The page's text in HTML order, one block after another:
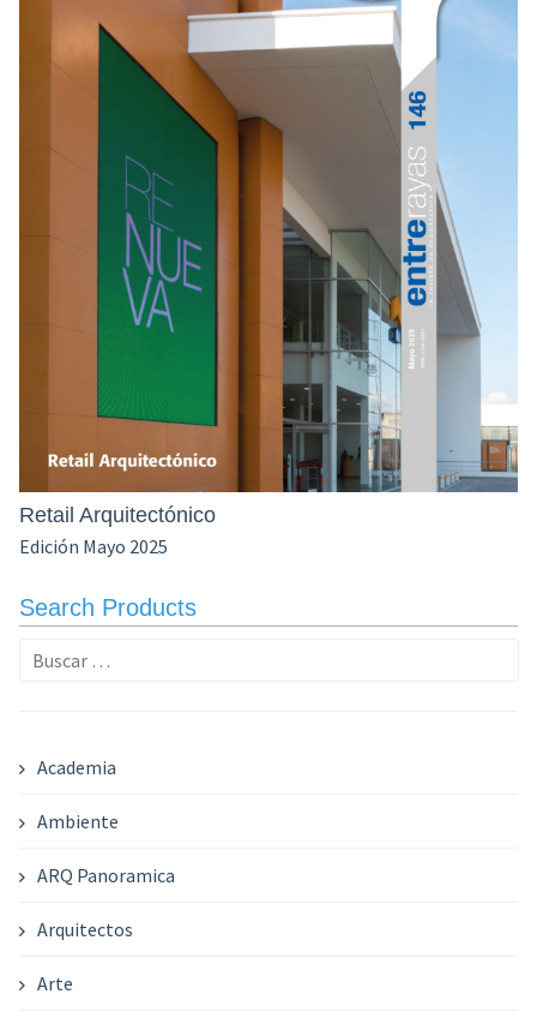
Retail Arquitectónico
Edición Mayo 2025
Search Products
Buscar:
Academia
Ambiente
ARQ Panoramica
Arquitectos
Arte